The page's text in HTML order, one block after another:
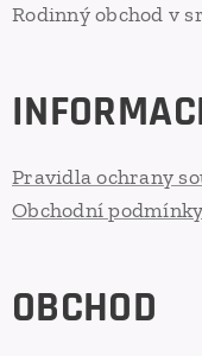
Rodinný obchod v
Pravidla ochrany
Obchodní podmínky
OBCHOD